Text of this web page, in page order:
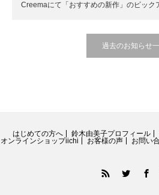
Creemaにて「おすすめの新作」のピック
過去のお知らせ
はじめての方へ 鈴木由美子プロフィール
オンラインショップiichi
お客様の声 お問い
FacebookInstagram